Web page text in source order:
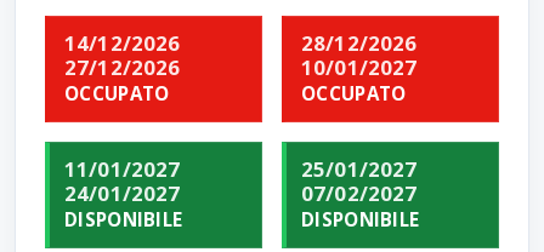
14/12/2026
27/12/2026
OCCUPATO
28/12/2026
10/01/2027
OCCUPATO
11/01/2027
24/01/2027
DISPONIBILE
25/01/2027
07/02/2027
DISPONIBILE